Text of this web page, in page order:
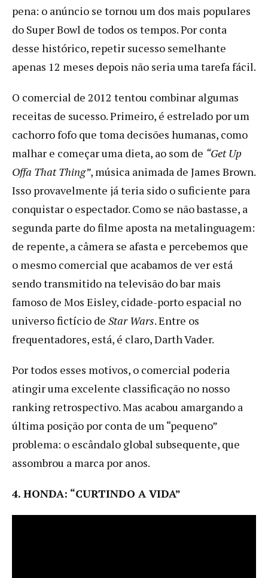
pena: o anúncio se tornou um dos mais populares
do Super Bowl de todos os tempos. Por conta
desse histórico, repetir sucesso semelhante
apenas 12 meses depois não seria uma tarefa fácil.
O comercial de 2012 tentou combinar algumas
receitas de sucesso. Primeiro, é estrelado por um
cachorro fofo que toma decisões humanas, como
malhar e começar uma dieta, ao som de “Get Up
Offa That Thing”, música animada de James Brown.
Isso provavelmente já teria sido o suficiente para
conquistar o espectador. Como se não bastasse, a
segunda parte do filme aposta na metalinguagem:
de repente, a câmera se afasta e percebemos que
o mesmo comercial que acabamos de ver está
sendo transmitido na televisão do bar mais
famoso de Mos Eisley, cidade-porto espacial no
universo fictício de Star Wars. Entre os
frequentadores, está, é claro, Darth Vader.
Por todos esses motivos, o comercial poderia
atingir uma excelente classificação no nosso
ranking retrospectivo. Mas acabou amargando a
última posição por conta de um “pequeno”
problema: o escândalo global subsequente, que
assombrou a marca por anos.
4. HONDA: “CURTINDO A VIDA”